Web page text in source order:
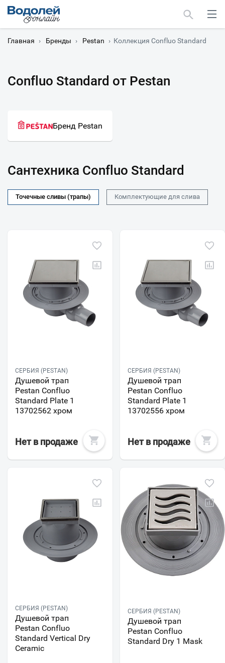
Главная › Бренды › Pestan › Коллекция Confluo Standard
Confluo Standard от Pestan
Бренд Pestan
Сантехника Confluo Standard
Точечные сливы (трапы) Комплектующие для слива
СЕРБИЯ (PESTAN)
Душевой трап
Pestan Confluo
Standard Plate 1
13702562 хром
Нет в продаже
СЕРБИЯ (PESTAN)
Душевой трап
Pestan Confluo
Standard Plate 1
13702556 хром
Нет в продаже
СЕРБИЯ (PESTAN)
Душевой трап
Pestan Confluo
Standard Vertical Dry
Ceramic
СЕРБИЯ (PESTAN)
Душевой трап
Pestan Confluo
Standard Dry 1 Mask